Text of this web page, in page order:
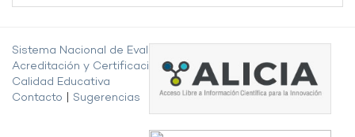
Sistema Nacional de Evaluación,
Acreditación y Certificación de la
Calidad Educativa
Contacto
Sugerencias